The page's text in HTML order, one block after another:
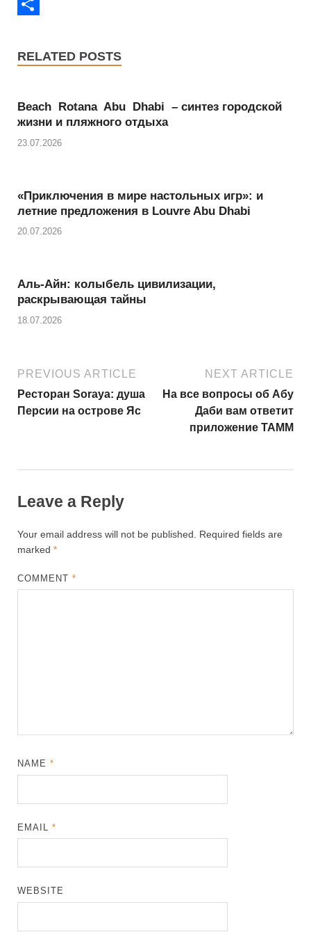
oh
p
E
RELATED POSTS
Beach Rotana Abu Dhabi – синтез городской
жизни и пляжного отдыха
23.07.2026
«Приключения в мире настольных игр»: и
летние предложения в Louvre Abu Dhabi
20.07.2026
Аль-Айн: колыбель цивилизации,
раскрывающая тайны
18.07.2026
PREVIOUS ARTICLE
Ресторан Soraya: душа
Персии на острове Яс
NEXT ARTICLE
На все вопросы об Абу
Даби вам ответит
приложение TAMM
Leave a Reply
Your email address will not be published.
Required fields are
marked *
COMMENT*
NAME*
EMAIL*
WEBSITE